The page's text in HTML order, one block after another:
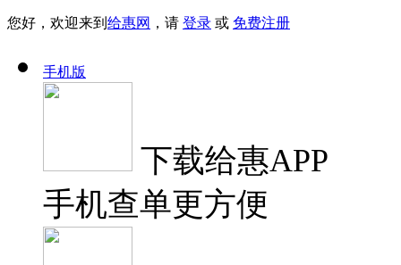
您好，欢迎来到 给惠网 ，请 登录 或 免费注册
手机版
下载给惠APP
手机查单更方便